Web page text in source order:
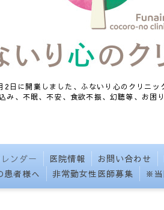
日に開業しました、ふないり心のクリニッ
み、不眠、不安、食欲不振、幻聴等、お困
ンダー 医院情報 お問い合わせ
患者様へ 非常勤女性医師募集 ※当